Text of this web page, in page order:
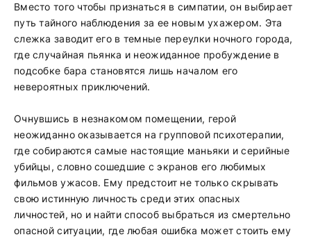
Вместо того чтобы признаться в симпатии, он выбирает
путь тайного наблюдения за ее новым ухажером. Эта
слежка заводит его в темные переулки ночного города,
где случайная пьянка и неожиданное пробуждение в
подсобке бара становятся лишь началом его
невероятных приключений.
Очнувшись в незнакомом помещении, герой
неожиданно оказывается на групповой психотерапии,
где собираются самые настоящие маньяки и серийные
убийцы, словно сошедшие с экранов его любимых
фильмов ужасов. Ему предстоит не только скрывать
свою истинную личность среди этих опасных
личностей, но и найти способ выбраться из смертельно
опасной ситуации, где любая ошибка может стоить ему